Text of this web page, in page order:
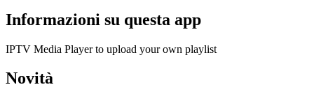
Informazioni su questa app
IPTV Media Player to upload your own playlist
Novità